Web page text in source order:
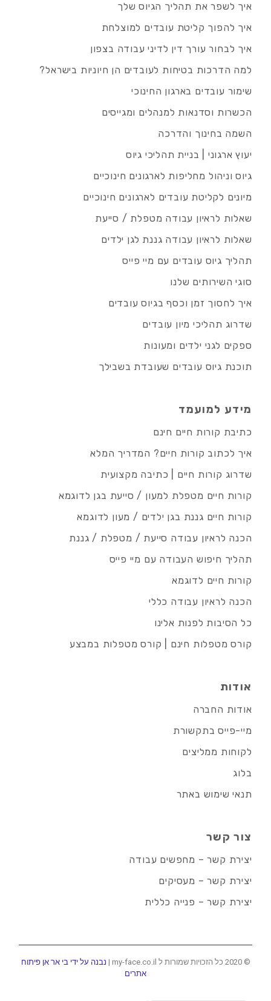
איך לשפר את תהליך הגיוס שלך
איך להפוך קליטת עובדים למוצלחת
איך לבחור עורך דין לדיני עבודה בצפון
למה הדרכות בטיחות לעובדים הן חיוניות בישראל?
שימור עובדים בארגון החינוכי
הכשרות וסדנאות למנהלים ומגייסים
השמה בחינוך והדרכה
יעוץ ארגוני | בניית תהליכי גיוס
גיוס וניהול מחליפות לארגונים חינוכיים
מיונים לקליטת עובדים לארגונים חינוכיים
שאלות לראיון עבודה מטפלת / סייעת
שאלות לראיון עבודה גננת לגן ילדים
תהליך גיוס עובדים עם מיי פייס
סוגי השירותים שלנו
איך לחסוך זמן וכסף בגיוס עובדים
שדרוג תהליכי מיון עובדים
ספקים לגני ילדים ומעונות
תוכנת גיוס עובדים שעובדת בשבילך
מידע למועמד
כתיבת קורות חיים חינם
איך לכתוב קורות חיים? המדריך המלא
שדרוג קורות חיים | כתיבה מקצועית
קורות חיים מטפלת למעון / סייעת בגן לדוגמא
קורות חיים גננת בגן ילדים / מעון לדוגמא
הכנה לראיון עבודה סייעת / מטפלת / גננת
תהליך חיפוש העבודה עם מיי פייס
קורות חיים לדוגמא
הכנה לראיון עבודה כללי
כל הסיבות לפנות אלינו
קורס מטפלות חינם | קורס מטפלות במבצע
אודות
אודות החברה
מיי-פייס בתקשורת
לקוחות ממליצים
בלוג
תנאי שימוש באתר
צור קשר
יצירת קשר – מחפשים עבודה
יצירת קשר – מעסיקים
יצירת קשר – פנייה כללית
© 2020 כל הזכויות שמורות ל my-face.co.il |
נבנה על ידי בי אר אן פיתוח
אתרים